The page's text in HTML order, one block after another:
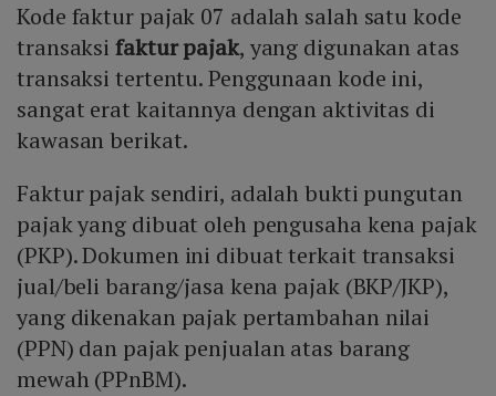
Kode faktur pajak 07 adalah salah satu kode
transaksifaktur pajak, yang digunakan atas
transaksi tertentu. Penggunaan kode ini,
sangat erat kaitannya dengan aktivitas di
kawasan berikat.
Faktur pajak sendiri, adalah bukti pungutan
pajak yang dibuat oleh pengusaha kena pajak
(PKP). Dokumen ini dibuat terkait transaksi
jual/beli barang/jasa kena pajak (BKP/JKP),
yang dikenakan pajak pertambahan nilai
(PPN) dan pajak penjualan atas barang
mewah (PPnBM).